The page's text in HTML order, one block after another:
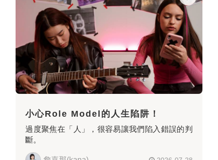
小心Role Model的人生陷阱！
過度聚焦在「人」，很容易讓我們陷入錯誤的判
斷。